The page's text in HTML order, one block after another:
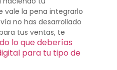
vale la pena integrarlo
no has desarrollado
tus ventas, te
lo que deberías
para tu tipo de